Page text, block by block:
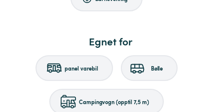
Egnet for
panel varebil Bølle
Campingvogn (opptil 7,5 m)